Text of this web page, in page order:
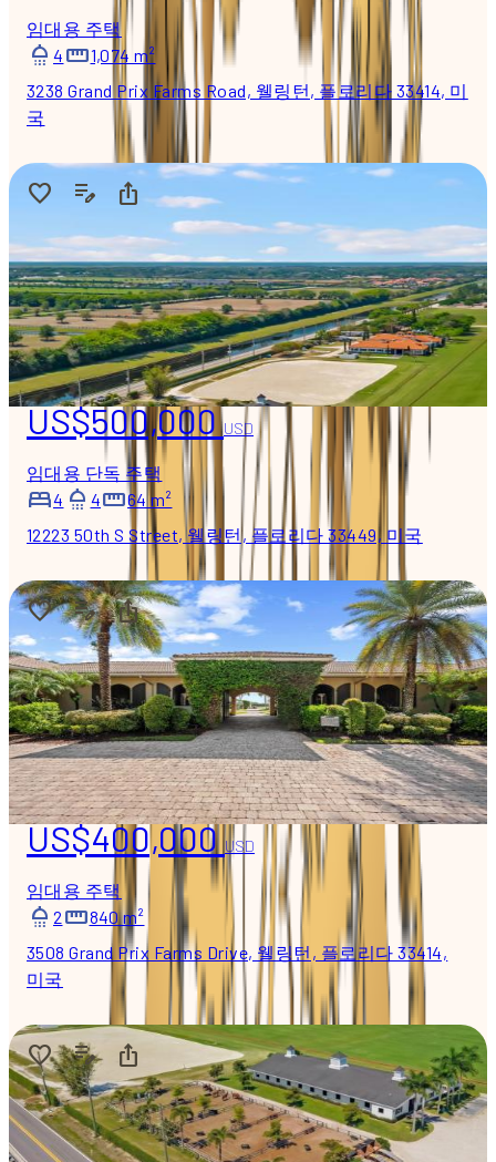
임대용 주택
4
1,074 m²
3238 Grand Prix Farms Road, 웰링턴, 플로리다 33414, 미
국
US$500,000USD
임대용 단독 주택
4
4
64 m²
12223 50th S Street, 웰링턴, 플로리다 33449, 미국
US$400,000USD
임대용 주택
2
840 m²
3508 Grand Prix Farms Drive, 웰링턴, 플로리다 33414,
미국